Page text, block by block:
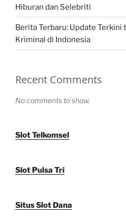
Hiburan dan Selebriti
Berita Terbaru: Update
Kriminal di Indonesia
Recent Comments
No comments to show.
Slot Telkomsel
Slot Pulsa Tri
Situs Slot Dana